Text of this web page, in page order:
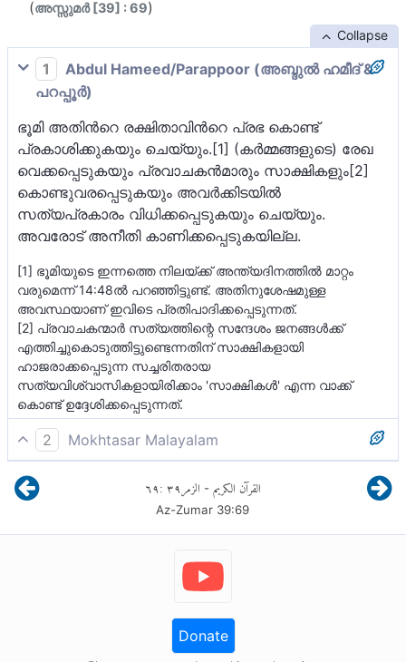
(അസ്സുമര്‍ [39] : 69)
Collapse
1
Abdul Hameed/Parappoor (അബ്ദുല്‍ ഹമീദ് &
പറപ്പൂര്‍)
ഭൂമി അതിന്‍റെ രക്ഷിതാവിന്‍റെ പ്രഭ കൊണ്ട്
പ്രകാശിക്കുകയും ചെയ്യും.[1] (കര്‍മ്മങ്ങളുടെ) രേഖ
വെക്കപ്പെടുകയും പ്രവാചകന്‍മാരും സാക്ഷികളും[2]
കൊണ്ടുവരപ്പെടുകയും അവർക്കിടയില്‍
സത്യപ്രകാരം വിധിക്കപ്പെടുകയും ചെയ്യും.
അവരോട് അനീതി കാണിക്കപ്പെടുകയില്ല.
[1] ഭൂമിയുടെ ഇന്നത്തെ നിലയ്ക്ക് അന്ത്യദിനത്തില്‍ മാറ്റം
വരുമെന്ന് 14:48ല്‍ പറഞ്ഞിട്ടുണ്ട്. അതിനുശേഷമുള്ള
അവസ്ഥയാണ് ഇവിടെ പ്രതിപാദിക്കപ്പെടുന്നത്.
[2] പ്രവാചകന്മാര്‍ സത്യത്തിന്റെ സന്ദേശം ജനങ്ങള്‍ക്ക്
എത്തിച്ചുകൊടുത്തിട്ടുണ്ടെന്നതിന് സാക്ഷികളായി
ഹാജരാക്കപ്പെടുന്ന സച്ചരിതരായ
സത്യവിശ്വാസികളായിരിക്കാം 'സാക്ഷികള്‍' എന്ന വാക്ക്
കൊണ്ട് ഉദ്ദേശിക്കപ്പെടുന്നത്.
2
Mokhtasar Malayalam
തൻ്റെ അടിമകൾക്കിടയിൽ വിധി
പ്രഖ്യാപിക്കുന്നതിനായി അല്ലാഹു വെളിവായാൽ
ഭൂമി പ്രകാശിക്കും. ജനങ്ങളുടെ പ്രവർത്തനങ്ങളുടെ
ഏടുകൾ നിവർത്തി വെക്കപ്പെടുകയും, നബിമാരും
വരപ്പെടുകയും ചെയ്യും. (അവർ) ഓരോ നബിമാർക്കും
പറയും. അല്ലാഹു അവർക്കെല്ലാമിടയിൽ വിധി
പ്രഖ്യാപിക്കുകയും ചെയ്യും. അന്നേ ദിവസം
القرآن الكريم - الزمر٣٩:٦٩
Az-Zumar 39:69
Donate